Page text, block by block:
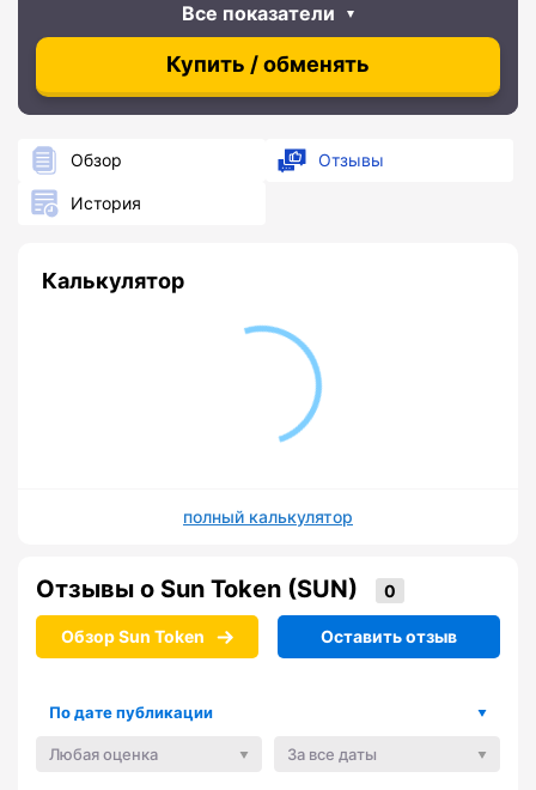
Все показатели
Купить / обменять
Обзор Отзывы
История
Калькулятор
полный калькулятор
Отзывы о Sun Token (SUN)
Обзор Sun Token Оставить отзыв
По дате публикации
Любая оценка За все даты